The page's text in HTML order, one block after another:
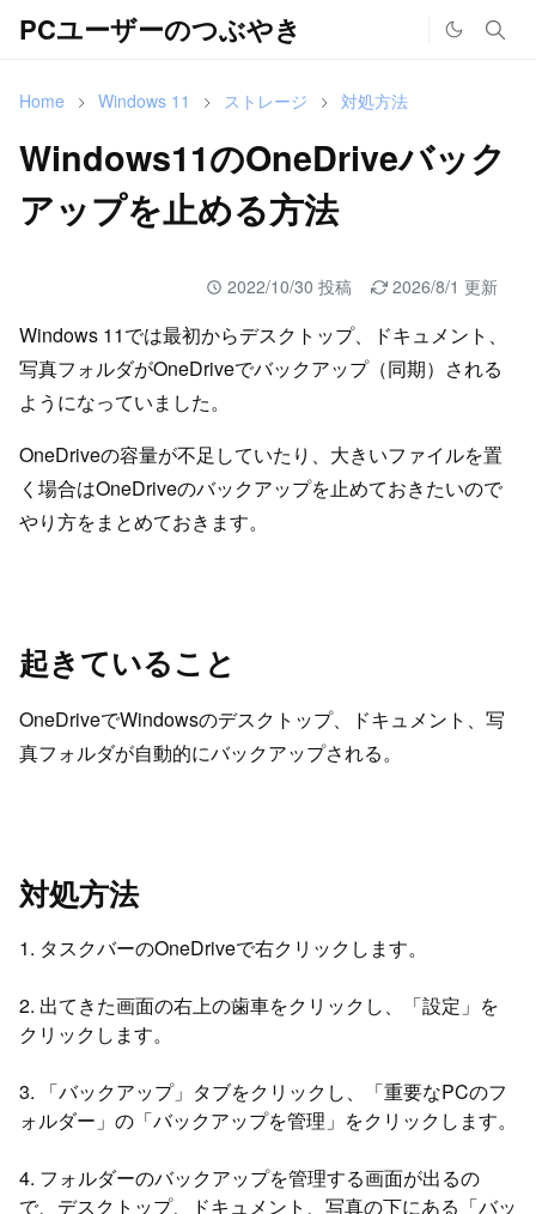
PCユーザーのつぶやき
Home Windows 11 ストレージ 対処方法
Windows11のOneDriveバック
アップを止める方法
2022/10/30 投稿 2026/8/1 更新
Windows 11では最初からデスクトップ、ドキュメント、
写真フォルダがOneDriveでバックアップ（同期）される
ようになっていました。
OneDriveの容量が不足していたり、大きいファイルを置
く場合はOneDriveのバックアップを止めておきたいので
やり方をまとめておきます。
起きていること
OneDriveでWindowsのデスクトップ、ドキュメント、写
真フォルダが自動的にバックアップされる。
対処方法
1. タスクバーのOneDriveで右クリックします。
2. 出てきた画面の右上の歯車をクリックし、「設定」を
クリックします。
3. 「バックアップ」タブをクリックし、「重要なPCのフ
ォルダー」の「バックアップを管理」をクリックします。
4. フォルダーのバックアップを管理する画面が出るの
で、デスクトップ、ドキュメント、写真の下にある「バッ